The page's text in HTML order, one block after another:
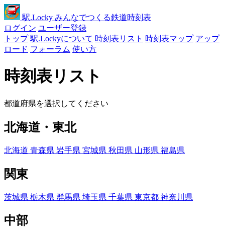
駅.Locky みんなでつくる鉄道時刻表
ログイン ユーザー登録
トップ 駅.Lockyについて 時刻表リスト 時刻表マップ アップ
ロード フォーラム 使い方
時刻表リスト
都道府県を選択してください
北海道・東北
北海道 青森県 岩手県 宮城県 秋田県 山形県 福島県
関東
茨城県 栃木県 群馬県 埼玉県 千葉県 東京都 神奈川県
中部